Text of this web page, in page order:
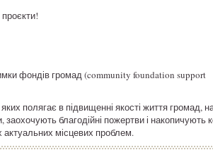
фондів громад (community foundation support
полягає в підвищенні якості життя громад, на
благодійні пожертви і накопичують
актуальних місцевих проблем.